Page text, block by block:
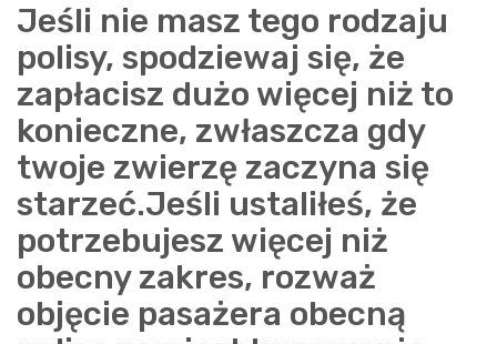
Jeśli nie masz tego rodzaju
polisy, spodziewaj się, że
zapłacisz dużo więcej niż to
konieczne, zwłaszcza gdy
twoje zwierzę zaczyna się
starzeć.Jeśli ustaliłeś, że
potrzebujesz więcej niż
obecny zakres, rozważ
objęcie pasażera obecną